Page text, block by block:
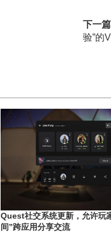
下一篇
验”的
Quest社交系统更新，允许玩
间”跨应用分享交流